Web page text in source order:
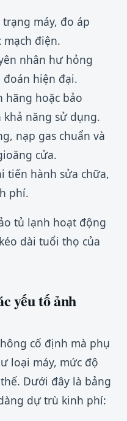
máy, đo áp
mạch điện.
nhân hư hỏng
hiện đại.
hãng hoặc bảo
năng sử dụng.
nạp gas chuẩn và
cửa.
tiến hành sửa chữa,
phí.
tủ lạnh hoạt động
dài tuổi thọ của
yếu tố ảnh
cố định mà phụ
loại máy, mức độ
Dưới đây là bảng
dự trù kinh phí: